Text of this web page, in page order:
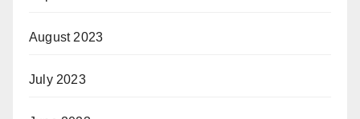
August 2023
July 2023